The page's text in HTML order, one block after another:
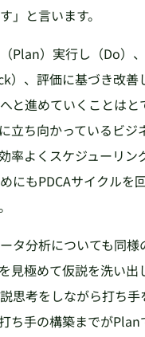
」と言います。
Plan）実行し（Do）
）、評価に基づき改善
と進めていくことはと
立ち向かっているビジ
率よくスケジューリン
にもPDCAサイクルを
タ分析についても同様
見極めて仮説を洗い出
思考をしながら打ち手
ち手の構築までがPlan